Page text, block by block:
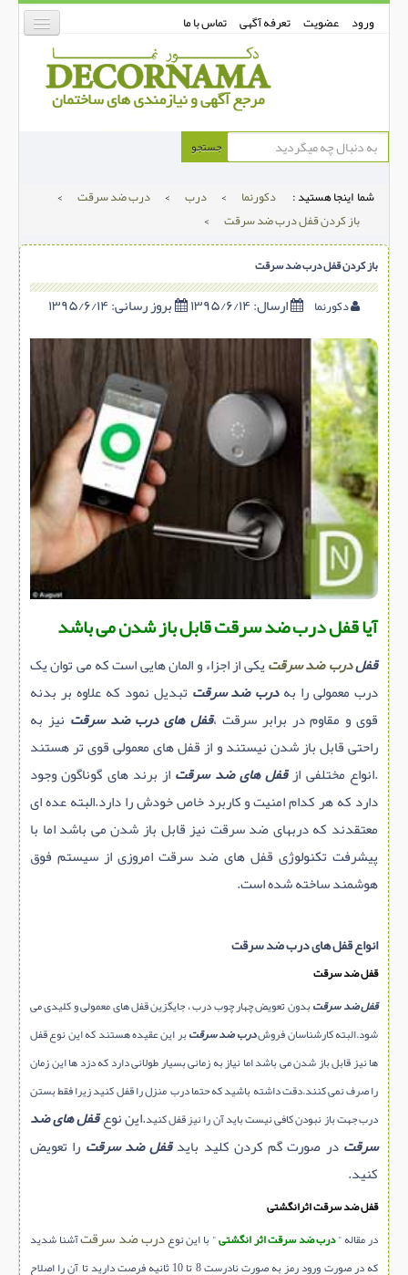
ورود عضویت تعرفه آگهی تماس با ما
دکورنما
دیوارپوش
دکوراسیون داخلی
درب و پنجره
بتن-بتون
شهری ترافیکی
ساخت و ساز
مصالح ساختمانی
سازه پیش ساخته
سنگ ساختمانی
عایق ساختمان
سرویس بهداشتی
پله,نرده,حفاظ
برقی,روشنایی,ایمنی
ابزار آلات ساختمانی
تعمیر و نگهداری ساختمان
محوطه سازی و نما
ماشین آلات ساختمانی
ژئوتکنیک
متفرقه
جستجو
شما اینجا هستید : دکورنما > درب > درب ضد سرقت
>
باز کردن قفل درب ضد سرقت
>
باز کردن قفل درب ضد سرقت
دکورنما ارسال:۱۳۹۵/۶/۱۴ بروز رسانی:
آیا قفل درب ضد سرقت قابل باز شدن می باشد
قفلدرب ضد سرقتیکی از اجزاء و المان هایی است که می توان یک
درب معمولی را بهدرب ضد سرقت تبدیل نمود که علاوه بر بدنه
قوی و مقاوم در برابر سرقت ،قفل های درب ضد سرقت نیز به
راحتی قابل باز شدن نیستند و از قفل های معمولی قوی تر هستند
.انواع مختلفی ازقفل های ضد سرقت از برند های گوناگون وجود
دارد که هر کدام امنیت و کاربرد خاص خودش را دارد.البته عده ای
معتقدند که دربهای ضد سرقت نیز قابل باز شدن می باشد اما با
پیشرفت تکنولوژی قفل های ضد سرقت امروزی از سیستم فوق
هوشمند ساخته شده است.
انواع قفل های درب ضد سرقت
قفل ضد سرقت
قفل ضد سرقتبدون تعویض چهار چوب درب ، جایگزین قفل های معمولی و کلیدی می
شود.البته کارشناسان فروشدرب ضد سرقتبر این عقیده هستند که این نوع قفل
ها نیز قابل باز شدن می باشد اما نیاز به زمانی بسیار طولانی دارد که دزد ها این زمان
را صرف نمی کنند.دقت داشته باشید که حتما درب منزل را قفل کنید زیرا فقط بستن
درب جهت باز نبودن کافی نیست باید آن را نیز قفل کنید.این نوعقفل های ضد
سرقت در صورت گم کردن کلید بایدقفل ضد سرقت را تعویض
کنید.
قفل ضد سرقت اثرانگشتی
در مقاله "درب ضد سرقت اثر انگشتی" با این نوعدرب ضد سرقتآشنا شدید
که در صورت ورود رمز به صورت نادرست 8 تا 10 ثانیه فرصت دارید تا آن را اصلاح